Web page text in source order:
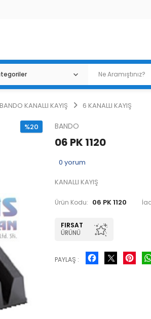
BANDO KANALLI KAYIŞ 6 KANALLI KAYIŞ
%20 BANDO
06 PK 1120
0 yorum
KANALLI KAYIŞ
Ürün Kodu: 06 PK 1120
FIRSAT
ÜRÜNÜ
PAYLAŞ :
Facebook